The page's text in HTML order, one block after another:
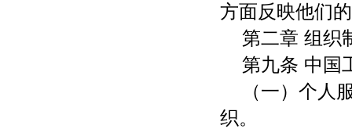
方面反映他们
第二章 组织
第九条 中国
（一）个人
织。